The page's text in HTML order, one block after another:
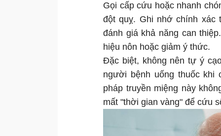
Gọi cấp cứu hoặc nhanh
đột quỵ. Ghi nhớ chính xác
đánh giá khả năng can
hiệu nôn hoặc giảm ý thức.
Đặc biệt, không nên tự ý
người bệnh uống thuốc khi
pháp truyền miệng này
mất "thời gian vàng" để cứu